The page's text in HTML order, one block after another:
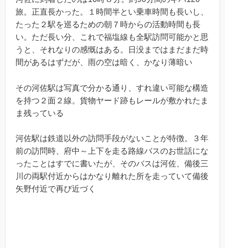
旅。正直長かった。１時間半とい乗車時間も長いし、
たった２駅を巡るための朝７時からの活動時間も長
い。ただ長い分、これで福塩線も全駅訪問可能かと思
うと、それなりの感慨はある。日没まではまだまだ時
間があるはずだが、雨の空は暗く、かなり薄暗い
その河佐駅は写真で分かる通り、すれ違い可能な構造
を持つ２面２線。貨物ヤード跡もレールが敷かれたま
ま残っている
河佐駅は鉄道以外の訪問手段がないことが特徴。３年
前の訪問時、府中～上下を走る路線バスのお世話にな
ったことはすでに書いたが、そのバスは河佐、備後三
川の両駅付近からはかなり離れた所を走っていて備後
矢野付近で再び近づく